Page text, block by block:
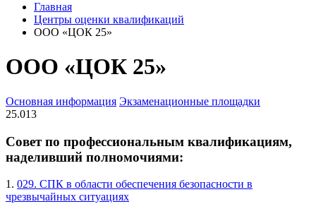
Главная
Центры оценки квалификаций
ООО «ЦОК 25»
ООО «ЦОК 25»
Основная информация Экзаменационные площадки
25.013
Совет по профессиональным квалификациям,
наделивший полномочиями:
1. 029. СПК в области обеспечения безопасности в
чрезвычайных ситуациях